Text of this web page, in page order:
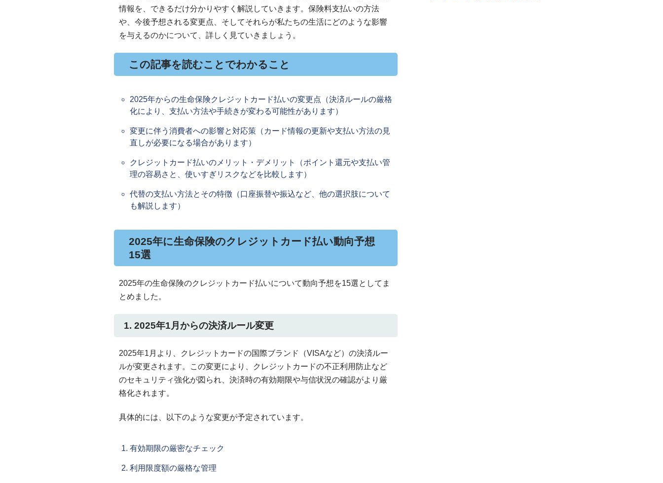
情報を、できるだけ分かりやすく解説していきます。保険料支払いの方法
や、今後予想される変更点、そしてそれらが私たちの生活にどのような影響
を与えるのかについて、詳しく見ていきましょう。
この記事を読むことでわかること
2025年からの生命保険クレジットカード払いの変更点（決済ルールの厳格
化により、支払い方法や手続きが変わる可能性があります）
変更に伴う消費者への影響と対応策（カード情報の更新や支払い方法の見
直しが必要になる場合があります）
クレジットカード払いのメリット・デメリット（ポイント還元や支払い管
理の容易さと、使いすぎリスクなどを比較します）
代替の支払い方法とその特徴（口座振替や振込など、他の選択肢について
も解説します）
2025年に生命保険のクレジットカード払い動向予想
15選
2025年の生命保険のクレジットカード払いについて動向予想を15選としてま
とめました。
1. 2025年1月からの決済ルール変更
2025年1月より、クレジットカードの国際ブランド（VISAなど）の決済ルー
ルが変更されます。この変更により、クレジットカードの不正利用防止など
のセキュリティ強化が図られ、決済時の有効期限や与信状況の確認がより厳
格化されます。
具体的には、以下のような変更が予定されています。
有効期限の厳密なチェック
利用限度額の厳格な管理